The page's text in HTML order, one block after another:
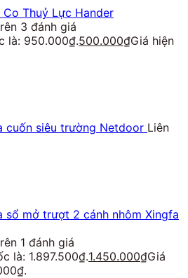
Co Thuỷ Lực Hander
3 đánh giá
là: 950.000₫.500.000₫Giá hiện
cuốn siêu trường Netdoor Liên
sổ mở trượt 2 cánh nhôm Xingfa
1 đánh giá
là: 1.897.500₫.1.450.000₫Giá